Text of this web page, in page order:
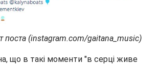
поста (instagram.com/gaitana_music)
що в такі моменти "в серці живе